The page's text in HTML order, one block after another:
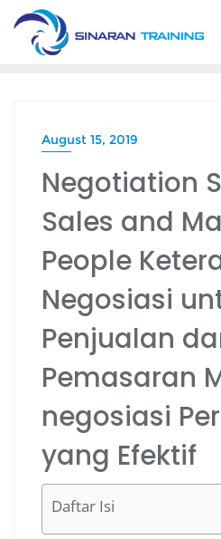
Skip
content
August 15, 2019
Negotiation
Sales and
People
Negosiasi
Penjualan
Pemasaran
negosiasi
yang Efektif
Daftar Isi